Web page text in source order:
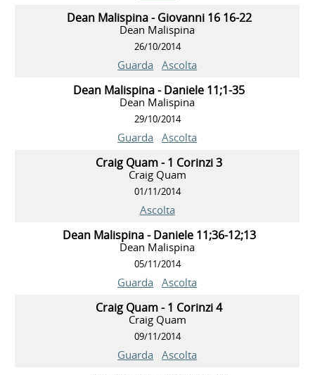
Dean Malispina - Giovanni 16 16-22
Dean Malispina
26/10/2014
Guarda Ascolta
Dean Malispina - Daniele 11;1-35
Dean Malispina
29/10/2014
Guarda Ascolta
Craig Quam - 1 Corinzi 3
Craig Quam
01/11/2014
Ascolta
Dean Malispina - Daniele 11;36-12;13
Dean Malispina
05/11/2014
Guarda Ascolta
Craig Quam - 1 Corinzi 4
Craig Quam
09/11/2014
Guarda Ascolta